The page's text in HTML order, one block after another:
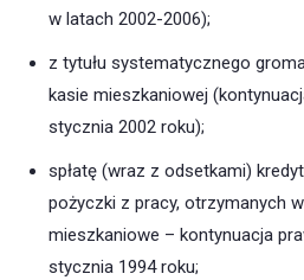
w latach 2002-2006);
z tytułu systematycznego
kasie mieszkaniowej
stycznia 2002 roku);
spłatę (wraz z odsetkami)
pożyczki z pracy, otrzymanych
mieszkaniowe – kontynuacja
stycznia 1994 roku;